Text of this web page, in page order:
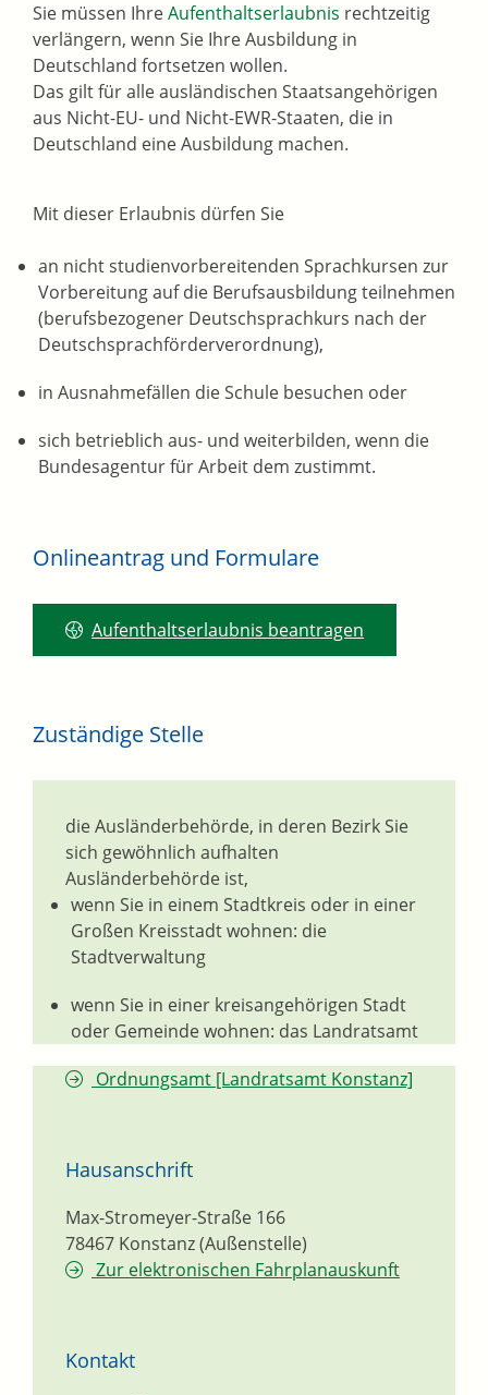
Sie müssen IhreAufenthaltserlaubnis rechtzeitig
verlängern, wenn Sie Ihre Ausbildung in
Deutschland fortsetzen wollen.
Das gilt für alle ausländischen Staatsangehörigen
aus Nicht-EU- und Nicht-EWR-Staaten, die in
Deutschland eine Ausbildung machen.
Mit dieser Erlaubnis dürfen Sie
an nicht studienvorbereitenden Sprachkursen zur
Vorbereitung auf die Berufsausbildung teilnehmen
(berufsbezogener Deutschsprachkurs nach der
Deutschsprachförderverordnung),
in Ausnahmefällen die Schule besuchen oder
sich betrieblich aus- und weiterbilden, wenn die
Bundesagentur für Arbeit dem zustimmt.
Onlineantrag und Formulare
Aufenthaltserlaubnis beantragen
Zuständige Stelle
die Ausländerbehörde, in deren Bezirk Sie
sich gewöhnlich aufhalten
Ausländerbehörde ist,
wenn Sie in einem Stadtkreis oder in einer
Großen Kreisstadt wohnen: die
Stadtverwaltung
wenn Sie in einer kreisangehörigen Stadt
oder Gemeinde wohnen: das Landratsamt
Ordnungsamt [Landratsamt Konstanz]
Hausanschrift
Max-Stromeyer-Straße 166
78467 Konstanz (Außenstelle)
Zur elektronischen Fahrplanauskunft
Kontakt